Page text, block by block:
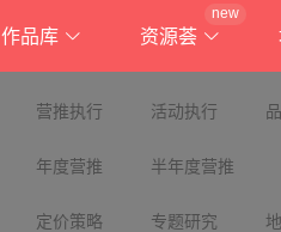
作品库 资源荟
new
营推执行 活动执行
年度营推 半年度营推
定价策略 专题研究